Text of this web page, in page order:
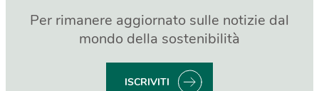
Per rimanere aggiornato sulle notizie dal
mondo della sostenibilità
ISCRIVITI